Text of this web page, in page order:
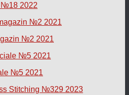
№18 2022
№2 2021
№5 2021